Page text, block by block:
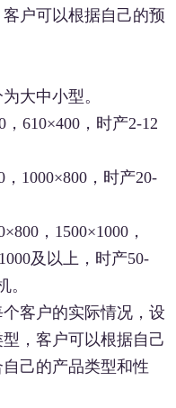
户可以根据自己的预
大中小型。
，610×400，时产2-12
，1000×800，时产20-
，1500×1000，
及以上，时产50-
。
客户的实际情况，设
，客户可以根据自己
己的产品类型和性